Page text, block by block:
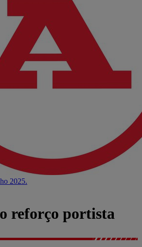
2025.
reforço portista